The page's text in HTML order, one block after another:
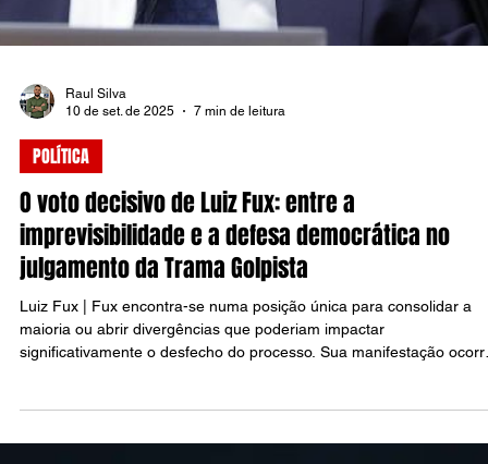
Raul Silva
10 de set. de 2025
7 min de leitura
POLÍTICA
O voto decisivo de Luiz Fux: entre a